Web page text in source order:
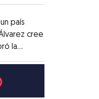
país
cree
la